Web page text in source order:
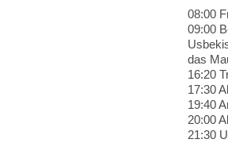
08:00
09:00
das
16:20
17:30
19:40
20:00
21:30